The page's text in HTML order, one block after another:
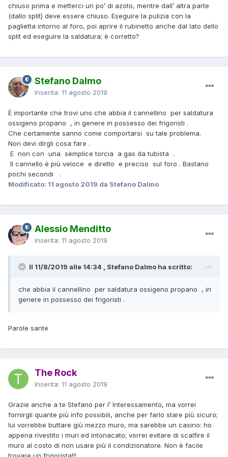
chiuso prima e metterci un po’ di azoto, mentre dall’ altra parte
(dallo split) deve essere chiuso. Eseguire la pulizia con la
paglietta intorno al foro, poi aprire il rubinetto anche dal lato dello
split ed eseguire la saldatura; è corretto?
Stefano Dalmo
Inserita: 11 agosto 2019
È importante che trovi uno che abbia il cannellino per saldatura
ossigeno propano , in genere in possesso dei frigoristi .
Che certamente sanno come comportarsi su tale problema.
Non devi dirgli cosa fare .
E non con una semplice torcia a gas da tubista .
Il cannello è più veloce e diretto e preciso sul foro . Bastano
pochi secondi .
Modificato: 11 agosto 2019 da Stefano Dalmo
Alessio Menditto
Inserita: 11 agosto 2019
Il 11/8/2019 alle 14:34 , Stefano Dalmo ha scritto:
che abbia il cannellino per saldatura ossigeno propano
, in
genere in possesso dei frigoristi .
Parole sante
The Rock
Inserita: 11 agosto 2019
Grazie anche a te Stefano per l’ Interessamento, ma vorrei
fornirgli quante più info possibili, anche per farlo stare più sicuro;
lui vorrebbe buttare giù mezzo muro, ma sarebbe un casino: ho
appena rivestito i muri ed intonacato; vorrei evitare di scalfire il
muro al costo di non usare più il condizionatore. Non è facile